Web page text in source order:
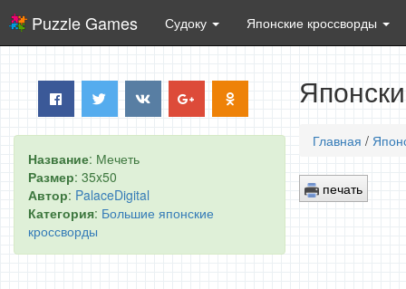
Puzzle Games Судоку Японские кроссворды
Название: Мечеть
Размер: 35x50
Автор: PalaceDigital
Категория: Большие японские
кроссворды
Главная /
печать